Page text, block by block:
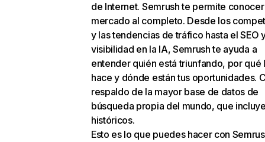
de Internet. Semrush te permite
mercado al completo. Desde los
y las tendencias de tráfico hasta el SEO
visibilidad en la IA, Semrush te ayuda a
entender quién está triunfando, por qué
hace y dónde están tus oportunidades.
respaldo de la mayor base de datos de
búsqueda propia del mundo, que
históricos.
Esto es lo que puedes hacer con